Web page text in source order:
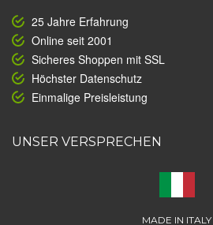
25 Jahre Erfahrung
Online seit 2001
Sicheres Shoppen mit SSL
Höchster Datenschutz
Einmalige Preisleistung
UNSER VERSPRECHEN
MADE IN ITALY